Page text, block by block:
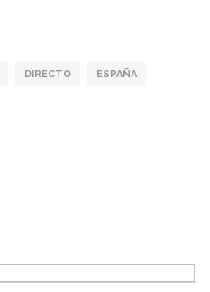
DIRECTO ESPAÑA